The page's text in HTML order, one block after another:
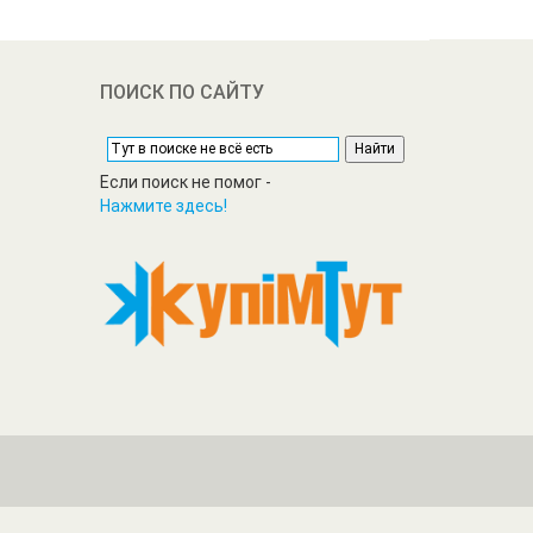
ПОИСК ПО САЙТУ
Если поиск не помог -
Нажмите здесь!